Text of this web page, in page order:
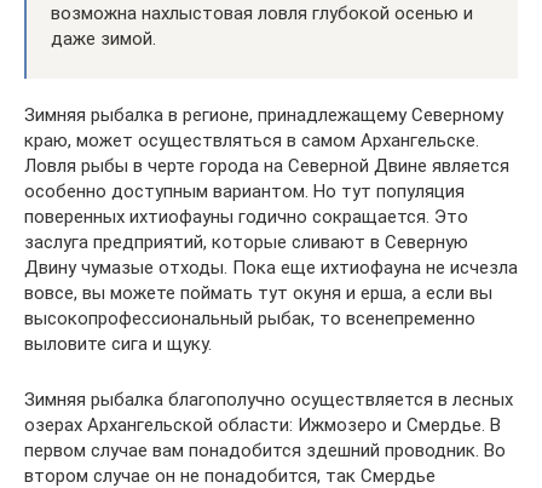
возможна нахлыстовая ловля глубокой осенью и
даже зимой.
Зимняя рыбалка в регионе, принадлежащему Северному
краю, может осуществляться в самом Архангельске.
Ловля рыбы в черте города на Северной Двине является
особенно доступным вариантом. Но тут популяция
поверенных ихтиофауны годично сокращается. Это
заслуга предприятий, которые сливают в Северную
Двину чумазые отходы. Пока еще ихтиофауна не исчезла
вовсе, вы можете поймать тут окуня и ерша, а если вы
высокопрофессиональный рыбак, то всенепременно
выловите сига и щуку.
Зимняя рыбалка благополучно осуществляется в лесных
озерах Архангельской области: Ижмозеро и Смердье. В
первом случае вам понадобится здешний проводник. Во
втором случае он не понадобится, так Смердье